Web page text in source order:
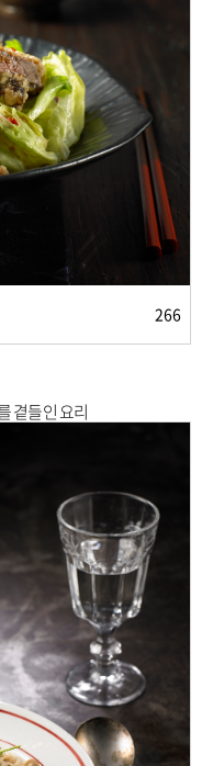
266
곁들인 요리